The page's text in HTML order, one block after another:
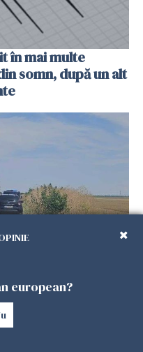
în mai multe
somn, după un alt
doborârii dronei a
al poliției
european?